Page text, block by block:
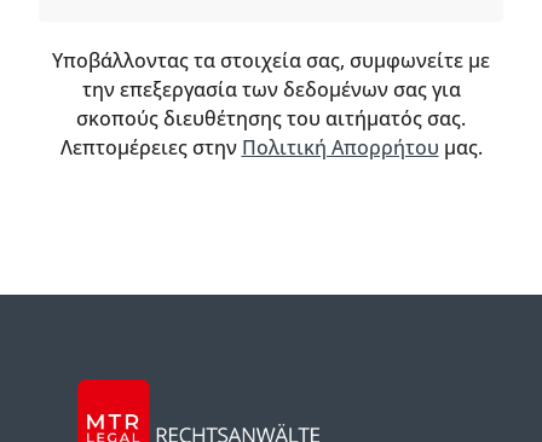
Υποβάλλοντας τα στοιχεία σας, συμφωνείτε με
την επεξεργασία των δεδομένων σας για
σκοπούς διευθέτησης του αιτήματός σας.
Λεπτομέρειες στην Πολιτική Απορρήτου μας.